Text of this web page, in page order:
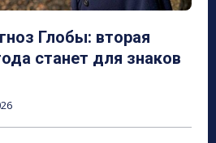
Глобы: вторая
станет для знаков